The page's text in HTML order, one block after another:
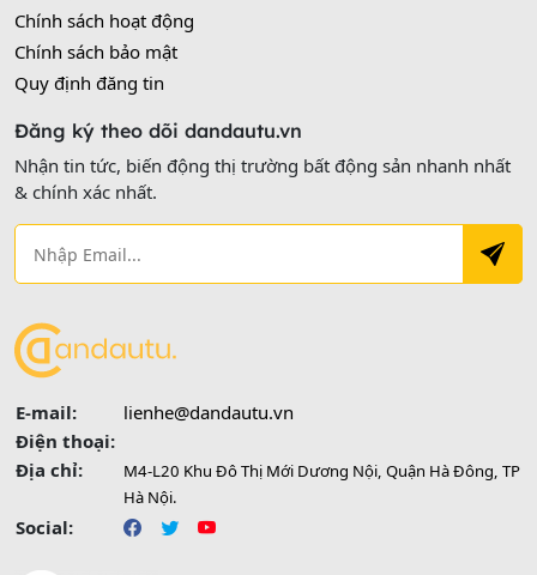
Chính sách hoạt động
Chính sách bảo mật
Quy định đăng tin
Đăng ký theo dõi dandautu.vn
Nhận tin tức, biến động thị trường bất động sản nhanh nhất
& chính xác nhất.
E-mail:
lienhe@dandautu.vn
Điện thoại:
Địa chỉ:
M4-L20 Khu Đô Thị Mới Dương Nội, Quận Hà Đông, TP
Hà Nội.
Social: